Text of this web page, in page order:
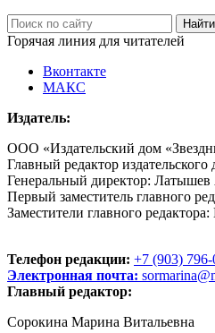
Горячая линия для читателей
Вконтакте
МАКС
Издатель:
ООО «Издательский дом
Главный редактор
Генеральный директор:
Первый заместитель главного
Заместители главного
Телефон редакции: +7 (903)
Электронная почта:
Главный редактор:
Сорокина Марина Витальевна